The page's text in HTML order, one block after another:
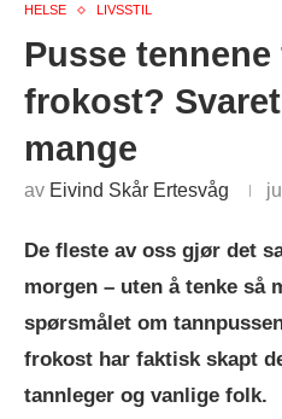
HELSE LIVSSTIL
Pusse
frokost?
mange
av Eivind Skår Ertesvåg
De fleste av oss gjør det
morgen – uten å tenke så
spørsmålet om
frokost har faktisk skapt
tannleger og vanlige folk.